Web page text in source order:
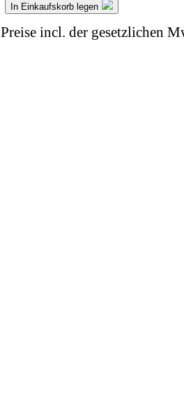
In Einkaufskorb legen
Preise incl. der gesetzlichen